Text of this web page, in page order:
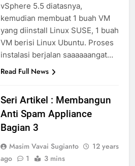
vSphere 5.5 diatasnya,
kemudian membuat 1 buah VM
yang diinstall Linux SUSE, 1 buah
VM berisi Linux Ubuntu. Proses
instalasi berjalan saaaaaangat…
Read Full News
Seri Artikel : Membangun
Anti Spam Appliance
Bagian 3
Masim Vavai Sugianto
12 years
ago
1 3 mins